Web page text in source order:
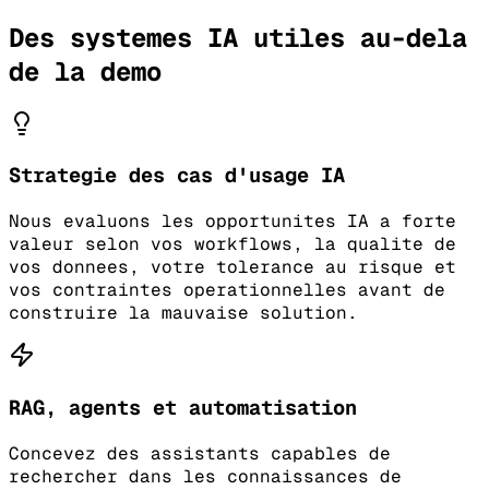
Des systemes IA utiles au-dela
de la demo
Strategie des cas d'usage IA
Nous evaluons les opportunites IA a forte
valeur selon vos workflows, la qualite de
vos donnees, votre tolerance au risque et
vos contraintes operationnelles avant de
construire la mauvaise solution.
RAG, agents et automatisation
Concevez des assistants capables de
rechercher dans les connaissances de